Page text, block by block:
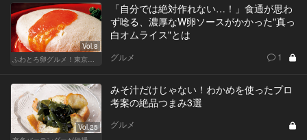
Vol.8
「自分では絶対作れない…！」食通が思わ
ず唸る、濃厚なW卵ソースがかかった"真っ
白オムライス"とは
グルメ 1
Vol.25
みそ汁だけじゃない！わかめを使ったプロ
考案の絶品つまみ3選
グルメ